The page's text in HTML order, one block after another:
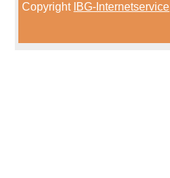
Copyright IBG-Internetservice